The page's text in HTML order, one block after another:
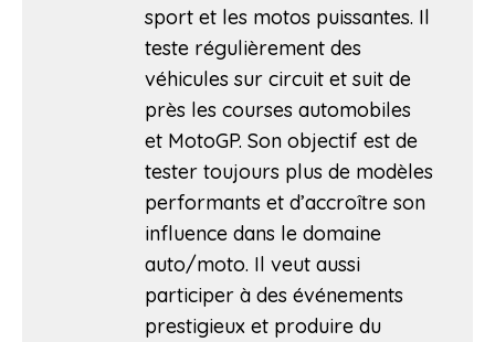
sport et les motos puissantes. Il
teste régulièrement des
véhicules sur circuit et suit de
près les courses automobiles
et MotoGP. Son objectif est de
tester toujours plus de modèles
performants et d’accroître son
influence dans le domaine
auto/moto. Il veut aussi
participer à des événements
prestigieux et produire du